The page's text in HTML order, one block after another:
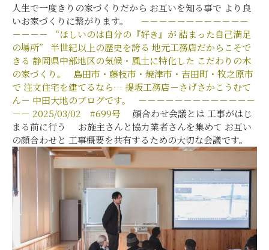
人生で一度きりの家づくりだから お互いを知る事で より良
いお家づくりに繋がります。 －－－－－－－－－－－－
－－－－
“ほしいのは自分の『好き』が詰まった自己満足
の場所”
半世紀以上の歴史を誇る 地元工務店だからこそで
きる 静岡県中部地区の気候・風土に特化した こだわりの木
の家づくり。
島田市・藤枝市・焼津市・吉田町・牧之原市
で 注文住宅を建てるなら… 提坂工務店－さげさかこうむて
ん－ 中田大地のブログです。
－－－－－－－－－－－－－
－－ 2025/03/02 #699号 顔合わせ会議とは 工事がはじ
まる前に行う お施主さんと協力業者さんを集めて お互い
の顔合わせと 工事概要を共有するための大切な会議です。